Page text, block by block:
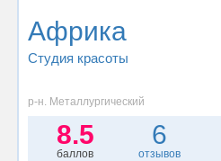
Африка
Студия красоты
р-н. Металлургический
8.5
баллов
6
отзывов